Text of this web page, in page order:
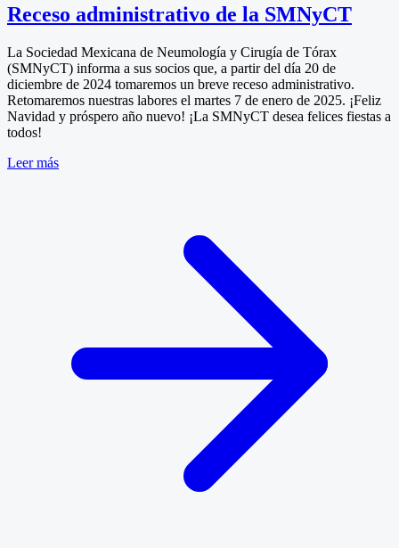
Receso administrativo de la SMNyCT
La Sociedad Mexicana de Neumología y Cirugía de Tórax
(SMNyCT) informa a sus socios que, a partir del día 20 de
diciembre de 2024 tomaremos un breve receso administrativo.
Retomaremos nuestras labores el martes 7 de enero de 2025. ¡Feliz
Navidad y próspero año nuevo! ¡La SMNyCT desea felices fiestas a
todos!
Leer más